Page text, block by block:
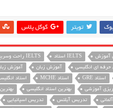
تويتر گوگل پلاس
IELTS استاد IELTS راحت وسریع
ای انگلیسی آموزش زبان آموزش
استاد GRE استاد MCHE استاد
ریزی آموزشی بهترین استاد انگلیسی
تدریس آیلتس تدریس اسپانیایی